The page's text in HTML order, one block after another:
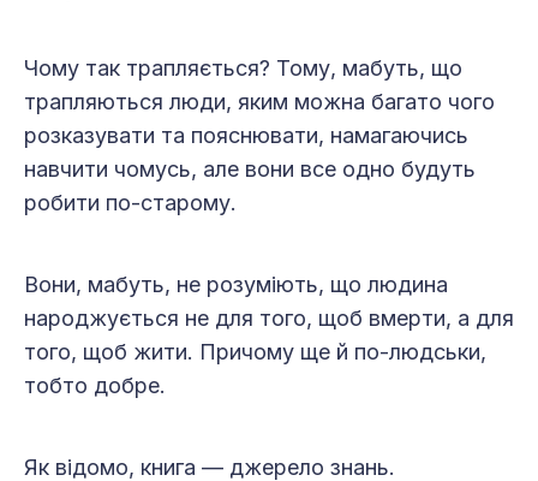
Чому так трапляється? Тому, мабуть, що
трапляються люди, яким можна багато чого
розказувати та пояснювати, намагаючись
навчити чомусь, але вони все одно будуть
робити по-старому.
Вони, мабуть, не розуміють, що людина
народжується не для того, щоб вмерти, а для
того, щоб жити. Причому ще й по-людськи,
тобто добре.
Як відомо, книга — джерело знань.